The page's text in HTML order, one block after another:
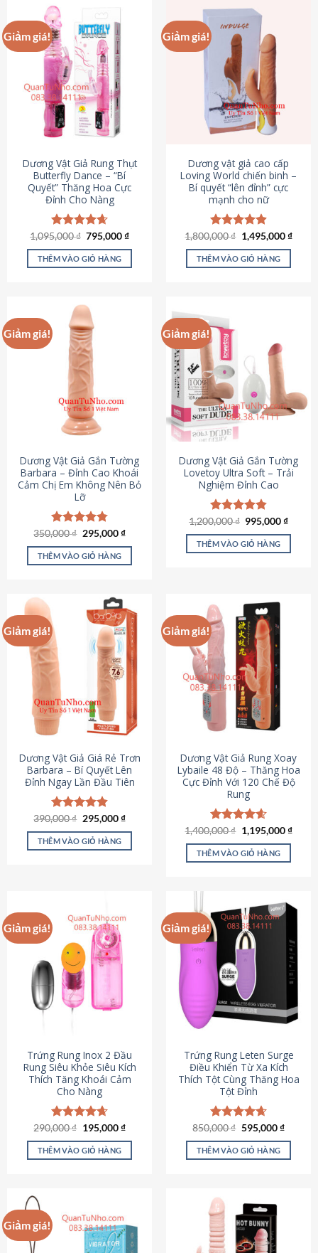
Giảm giá!
Dương Vật Giả Rung Thụt
Butterfly Dance – “Bí
Quyết” Thăng Hoa Cực
Đỉnh Cho Nàng
Được xếp
hạng4.65
5 sao
1,095,000₫ Giá
là:
1,095,000 ₫.
795,000₫Giá
tại
THÊM VÀO GIỎ HÀNG
Giảm giá!
Dương vật giả cao cấp
Loving World chiến binh –
Bí quyết “lên đỉnh” cực
mạnh cho nữ
Được xếp
hạng4.89
5 sao
1,800,000₫ Giá
gốc
là:
1,800,000 ₫.
1,495,000₫Giá
THÊM VÀO GIỎ HÀNG
Giảm giá!
Dương Vật Giả Gắn Tường
Barbara – Đỉnh Cao Khoái
Cảm Chị Em Không Nên Bỏ
Lỡ
Được xếp
hạng4.79
5 sao
350,000₫ Giá
là:
350,000 ₫.
295,000₫Giá
tại
THÊM VÀO GIỎ HÀNG
Giảm giá!
Dương Vật Giả Gắn Tường
Lovetoy Ultra Soft – Trải
Nghiệm Đỉnh Cao
Được xếp
hạng4.82
5 sao
1,200,000₫ Giá
là:
1,200,000 ₫.
995,000₫Giá
tại
THÊM VÀO GIỎ HÀNG
Giảm giá!
Dương Vật Giả Giá Rẻ Trơn
Barbara – Bí Quyết Lên
Đỉnh Ngay Lần Đầu Tiên
Được xếp
hạng4.90
5 sao
390,000₫ Giá
là:
390,000 ₫.
295,000₫Giá
tại
THÊM VÀO GIỎ HÀNG
Giảm giá!
Dương Vật Giả Rung Xoay
Lybaile 48 Độ – Thăng Hoa
Cực Đỉnh Với 120 Chế Độ
Rung
Được xếp
hạng4.62
5 sao
1,400,000₫ Giá
gốc
là:
1,400,000 ₫.
1,195,000₫Giá
THÊM VÀO GIỎ HÀNG
Giảm giá!
Trứng Rung Inox 2 Đầu
Rung Siêu Khỏe Siêu Kích
Thích Tăng Khoái Cảm
Cho Nàng
Được xếp
hạng4.64
5 sao
290,000₫ Giá
là:
290,000 ₫.
195,000₫Giá
tại
THÊM VÀO GIỎ HÀNG
Giảm giá!
Trứng Rung Leten Surge
Điều Khiển Từ Xa Kích
Thích Tột Cùng Thăng Hoa
Tột Đỉnh
Được xếp
hạng4.69
5 sao
850,000₫ Giá
là:
850,000 ₫.
595,000₫Giá
tại
THÊM VÀO GIỎ HÀNG
Giảm giá!